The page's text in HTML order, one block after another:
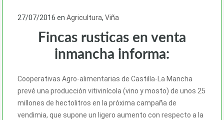
27/07/2016 en Agricultura, Viña
Fincas rusticas en venta
inmancha informa:
Cooperativas Agro-alimentarias de Castilla-La Mancha
prevé una producción vitivinícola (vino y mosto) de unos 25
millones de hectolitros en la próxima campaña de
vendimia, que supone un ligero aumento con respecto a la